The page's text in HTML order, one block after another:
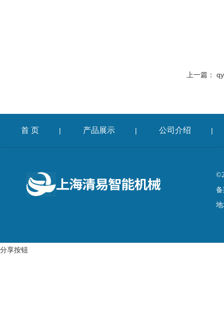
上一篇：
首 页 | 产品展示 | 公司介绍 |
备
分享按钮